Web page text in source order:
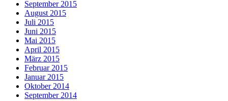
September 2015
August 2015
Juli 2015
Juni 2015
Mai 2015
April 2015
März 2015
Februar 2015
Januar 2015
Oktober 2014
September 2014